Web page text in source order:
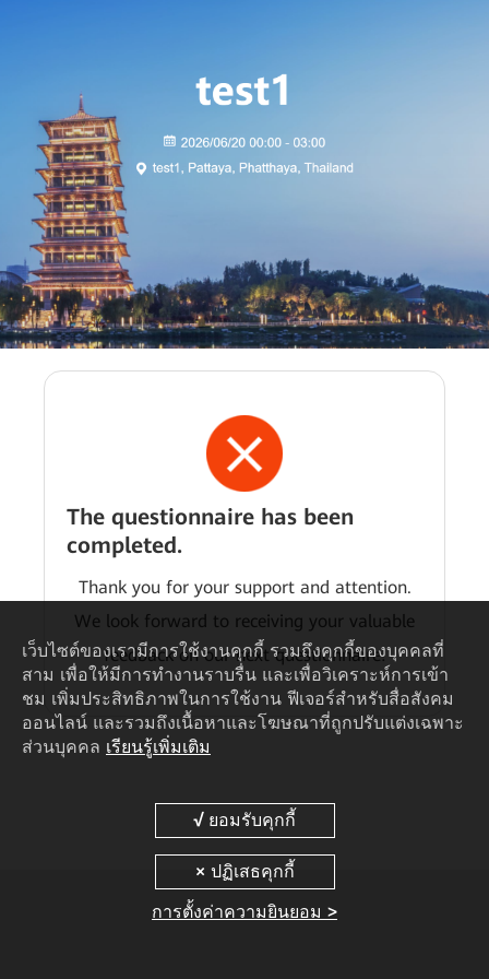
The questionnaire has been
completed.
Thank you for your support and attention.
We look forward to receiving your valuable
feedback on our next questionnaire!
เว็บไซต์ของเรามีการใช้งานคุกกี้ รวมถึงคุกกี้ของบุคคลที่
สาม เพื่อให้มีการทำงานราบรื่น และเพื่อวิเคราะห์การเข้า
ชม เพิ่มประสิทธิภาพในการใช้งาน ฟีเจอร์สำหรับสื่อสังคม
ออนไลน์ และรวมถึงเนื้อหาและโฆษณาที่ถูกปรับแต่งเฉพาะ
ส่วนบุคคล เรียนรู้เพิ่มเติม
การตั้งค่าความยินยอม >